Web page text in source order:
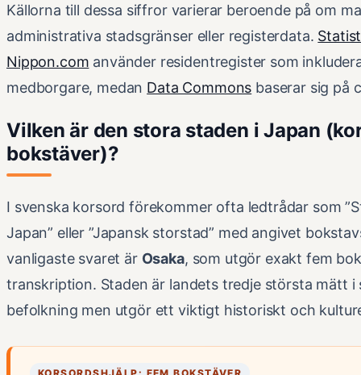
Källorna till dessa siffror varierar beroende på om
administrativa stadsgränser eller registerdata.
Nippon.com använder residentregister som
medborgare, medan Data Commons baserar sig på
Vilken är den stora staden i Japan
bokstäver)?
I svenska korsord förekommer ofta ledtrådar som
Japan” eller ”Japansk storstad” med angivet
vanligaste svaret är Osaka, som utgör exakt fem
transkription. Staden är landets tredje största mätt i
befolkning men utgör ett viktigt historiskt och